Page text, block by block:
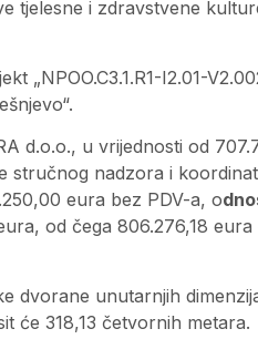
tjelesne i zdravstvene
„NPOO.C3.1.R1-I2.01-
d.o.o., u vrijednosti od
stručnog nadzora i
eura bez PDV-a, o
od čega 806.276,18
dvorane unutarnjih
će 318,13 četvornih metara.